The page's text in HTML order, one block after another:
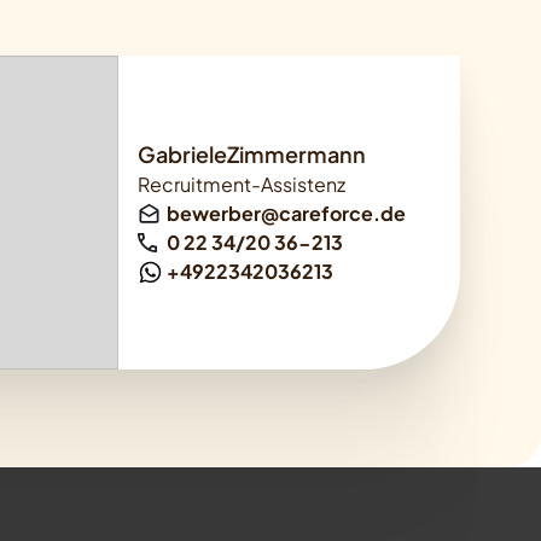
GabrieleZimmermann
Recruitment-Assistenz
bewerber@careforce.de
0 22 34/20 36-213
+4922342036213